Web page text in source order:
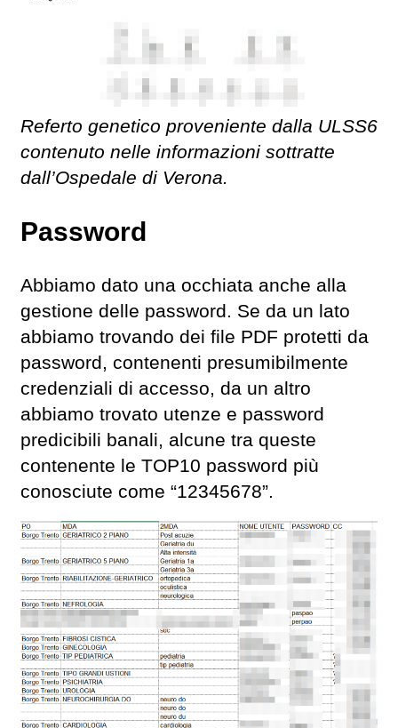
Referto genetico proveniente dalla ULSS6
contenuto nelle informazioni sottratte
dall’Ospedale di Verona.
Password
Abbiamo dato una occhiata anche alla
gestione delle password. Se da un lato
abbiamo trovando dei file PDF protetti da
password, contenenti presumibilmente
credenziali di accesso, da un altro
abbiamo trovato utenze e password
predicibili banali, alcune tra queste
contenente le TOP10 password più
conosciute come “12345678”.